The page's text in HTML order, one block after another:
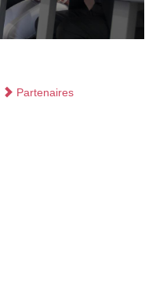
Partenaires